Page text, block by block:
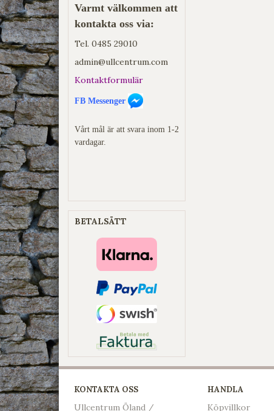
Varmt välkommen att
kontakta oss via:
Tel. 0485 29010
admin@ullcentrum.com
Kontaktformulär
FB Messenger
Vårt mål är att svara inom 1-2
vardagar.
BETALSÄTT
KONTAKTA OSS
Ullcentrum Öland /
HANDLA
Köpvillkor